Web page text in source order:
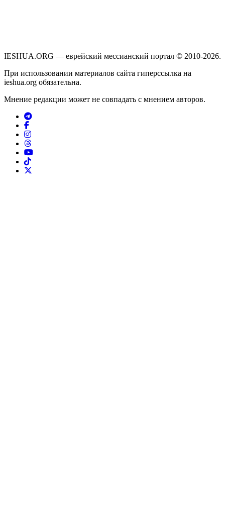
IESHUA.ORG — еврейский мессианский портал © 2010-2026.
При использовании материалов сайта гиперссылка на
ieshua.org обязательна.
Мнение редакции может не совпадать с мнением авторов.